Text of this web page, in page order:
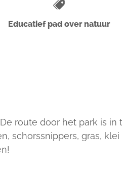
Educatief pad over natuur
route door het park is in
schorssnippers, gras, klei